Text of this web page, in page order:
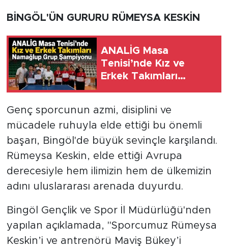
BİNGÖL'ÜN GURURU RÜMEYSA KESKİN
ANALİG Masa
Tenisi’nde Kız ve
Erkek Takımları
Genç sporcunun azmi, disiplini ve
mücadele ruhuyla elde ettiği bu önemli
başarı, Bingöl'de büyük sevinçle karşılandı.
Rümeysa Keskin, elde ettiği Avrupa
derecesiyle hem ilimizin hem de ülkemizin
adını uluslararası arenada duyurdu.
Bingöl Gençlik ve Spor İl Müdürlüğü'nden
yapılan açıklamada, "Sporcumuz Rümeysa
Keskin’i ve antrenörü Maviş Bükey’i